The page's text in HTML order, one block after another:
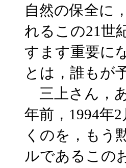
自然の保全に
れるこの21世
すます重要に
とは，誰もが
三上さん，
年前，1994年
くのを，もう
ルであるこの